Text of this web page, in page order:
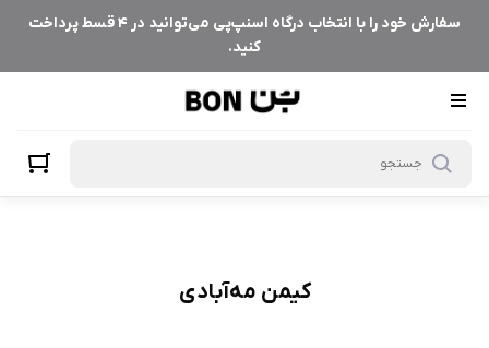
سفارش خود را با انتخاب درگاه اسنپ‌پی می‌توانید در ۴ قسط پرداخت
کنید.
کیمن مه‌آبادی